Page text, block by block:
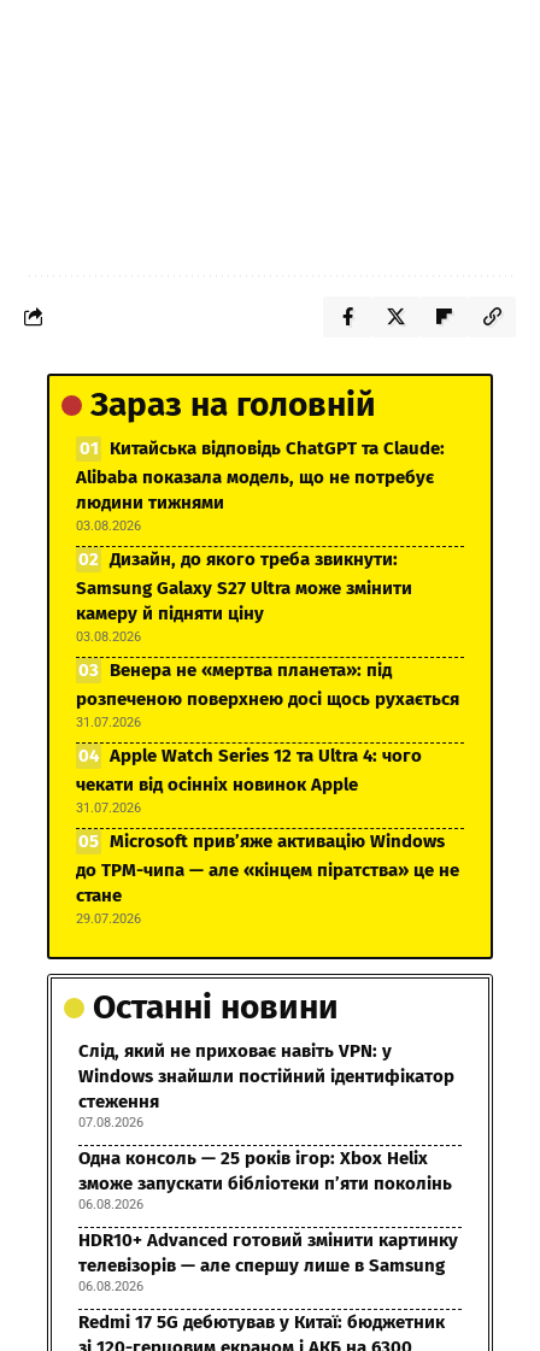
Зараз на головній
Китайська відповідь ChatGPT та Claude:
Alibaba показала модель, що не потребує
людини тижнями
03.08.2026
Дизайн, до якого треба звикнути:
Samsung Galaxy S27 Ultra може змінити
камеру й підняти ціну
03.08.2026
Венера не «мертва планета»: під
розпеченою поверхнею досі щось рухається
31.07.2026
Apple Watch Series 12 та Ultra 4: чого
чекати від осінніх новинок Apple
31.07.2026
Microsoft прив’яже активацію Windows
до TPM-чипа — але «кінцем піратства» це не
стане
29.07.2026
Останні новини
Слід, який не приховає навіть VPN: у
Windows знайшли постійний ідентифікатор
стеження
07.08.2026
Одна консоль — 25 років ігор: Xbox Helix
зможе запускати бібліотеки п’яти поколінь
06.08.2026
HDR10+ Advanced готовий змінити картинку
телевізорів — але спершу лише в Samsung
06.08.2026
Redmi 17 5G дебютував у Китаї: бюджетник